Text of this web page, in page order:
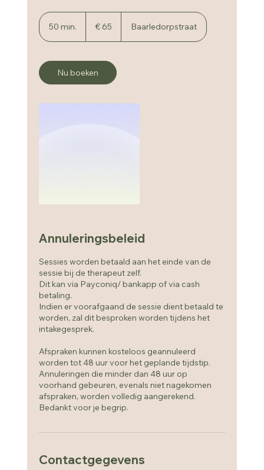
50 min.
.
€ 65 Baarledorpstraat
Nu boeken
Annuleringsbeleid
Sessies worden betaald aan het einde van de
sessie bij de therapeut zelf.
Dit kan via Payconiq/ bankapp of via cash
betaling.
Indien er voorafgaand de sessie dient betaald te
worden, zal dit besproken worden tijdens het
intakegesprek.
Afspraken kunnen kosteloos geannuleerd
worden tot 48 uur voor het geplande tijdstip.
Annuleringen die minder dan 48 uur op
voorhand gebeuren, evenals niet nagekomen
afspraken, worden volledig aangerekend.
Bedankt voor je begrip.
Contactgegevens